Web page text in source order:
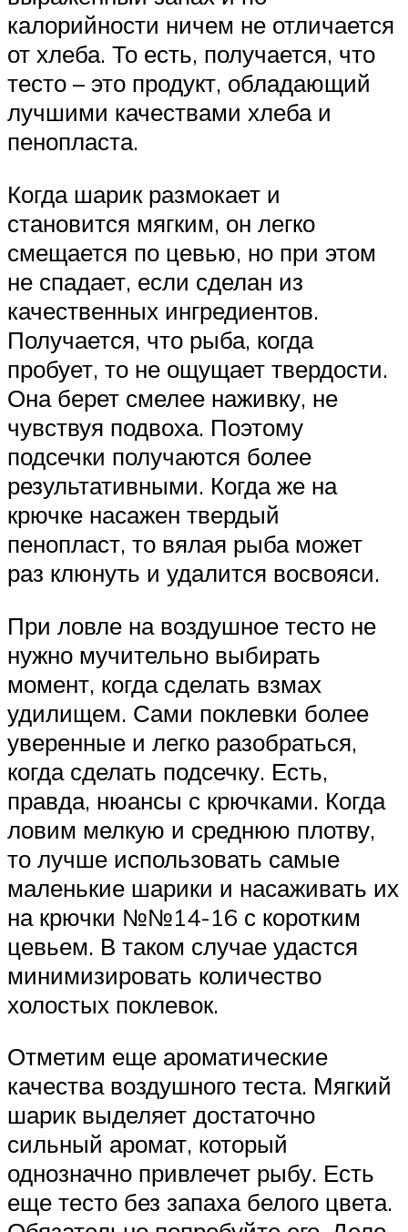
калорийности ничем не отличается
от хлеба. То есть, получается, что
тесто – это продукт, обладающий
лучшими качествами хлеба и
пенопласта.
Когда шарик размокает и
становится мягким, он легко
смещается по цевью, но при этом
не спадает, если сделан из
качественных ингредиентов.
Получается, что рыба, когда
пробует, то не ощущает твердости.
Она берет смелее наживку, не
чувствуя подвоха. Поэтому
подсечки получаются более
результативными. Когда же на
крючке насажен твердый
пенопласт, то вялая рыба может
раз клюнуть и удалится восвояси.
При ловле на воздушное тесто не
нужно мучительно выбирать
момент, когда сделать взмах
удилищем. Сами поклевки более
уверенные и легко разобраться,
когда сделать подсечку. Есть,
правда, нюансы с крючками. Когда
ловим мелкую и среднюю плотву,
то лучше использовать самые
маленькие шарики и насаживать их
на крючки №№14-16 с коротким
цевьем. В таком случае удастся
минимизировать количество
холостых поклевок.
Отметим еще ароматические
качества воздушного теста. Мягкий
шарик выделяет достаточно
сильный аромат, который
однозначно привлечет рыбу. Есть
еще тесто без запаха белого цвета.